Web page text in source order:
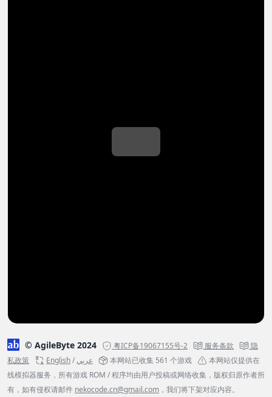
© AgileByte 2024 粤ICP备19067155号-2 服务条款
隐
私政策
English/عربي 本网站已收集 561 个游戏
本网站仅提供在
线模拟器服务，所有游戏 ROM / 程序均由用户投稿或网络收集，版权归原作者所
有，如有侵权请邮件 nekocode.cn@gmail.com ，我们将下架对应内容。